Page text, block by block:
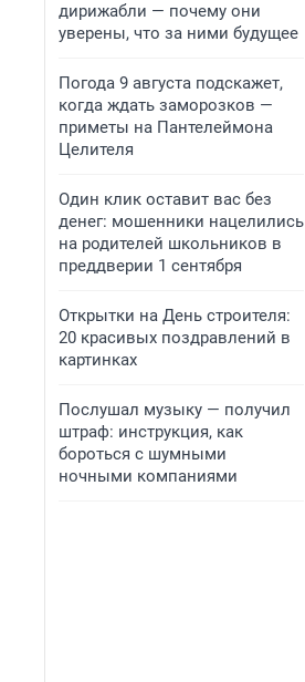
дирижабли — почему они
уверены, что за ними будущее
Погода 9 августа подскажет,
когда ждать заморозков —
приметы на Пантелеймона
Целителя
Один клик оставит вас без
денег: мошенники нацелились
на родителей школьников в
преддверии 1 сентября
Открытки на День строителя:
20 красивых поздравлений в
картинках
Послушал музыку — получил
штраф: инструкция, как
бороться с шумными
ночными компаниями